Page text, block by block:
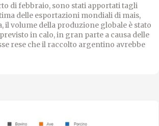
di febbraio, sono stati apportati tagli
delle esportazioni mondiali di mais,
il volume della produzione globale è stato
in calo, in gran parte a causa delle
rese che il raccolto argentino avrebbe